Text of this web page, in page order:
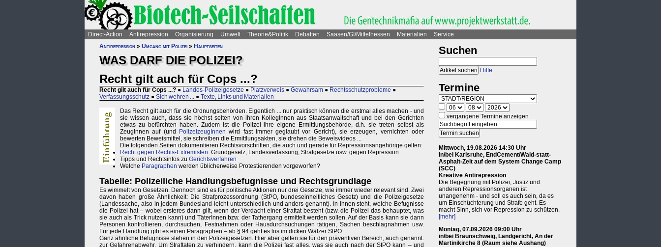
Direct-Action Antirepression Organisierung Umwelt Theorie&Politik Debatten Saasen/GI/Mittelhessen Materialien
Service
Antirepression » Umgang mit Polizei » Hauptseiten
WAS DARF DIE POLIZEI?
Recht gilt auch für Cops ...?
Recht gilt auch für Cops ...? ● Landes-Polizeigesetze ● Platzverweis ● Gewahrsam ● Rechtsschutzprobleme ●
Verfassungsschutz ● Sich wehren ... ● Texte, Links und Materialien
Das Recht gilt auch für die Ordnungsbehörden. Eigentlich ... nur praktisch können die erstmal alles machen - und
sie wissen auch, dass sie höchst selten von ihren KollegInnen aus Staatsanwaltschaft und bei den Gerichten
etwas zu befürchten haben. Zudem ist die Polizei ihre eigene Ermittlungsbehörde, d.h. sie treten selbst als
ZeugInnen auf (und
PolizeizeugInnen wird fast immer geglaubt vor Gericht), sie erzeugen, vernichten oder
bewerten Beweismittel, sie schreiben die Ermittlungsakten, sie drehen die Beweisvideos ...
Die folgenden Seiten dokumentieren Rechtsvorschriften, die auch und gerade für Repressionsangehörige gelten:
Recht gegen Rechts-Extremisten: Grundgesetz, Landesverfassung, Strafgesetze usw. gegen Repression
Tipps und Rechtsinfos zu Gerichtsverfahren
Welche Paragraphen werden üblicherweise Protestierenden vorgeworfen?
Tabelle: Polizeiliche Handlungsbefugnisse und Rechtsgrundlage
Es wimmelt von Gesetzen. Dennoch sind es für politische Aktionen nur drei Gesetze, wie immer wieder relevant sind. Zwei
davon haben große Ähnlichkeit: Die Strafprozessordnung (StPO, bundeseinheitliches Gesetz) und die Polizeigesetze
(Landessache, also in jedem Bundesland leicht unterschiedlich und anders genannt). In ihnen steht, welche Befugnisse
die Polizei hat – wobei ersteres dann gilt, wenn der Verdacht einer Straftat besteht (bzw. die Polizei das behauptet, was
sie auch als Trick nutzen kann) und TäterInnen bzw. der Tathergang ermittelt werden sollen. Auf der Basis kann sie dann
Personen kontrollieren, durchsuchen, Festnahmen oder Hausdurchsuchungen tätigen, Sachen beschlagnahmen usw.
Für jede Handlung gibt es einen Paragraphen – ab § 94 geht es los im dicken Wälzer StPO.
Ganz ähnliche Befugnisse stehen in den Polizeigesetzen. Hier aber gelten sie für den präventiven Bereich, auch genannt:
zur Gefahrenabwehr. Um Straftaten zu verhindern, kann die Polizei fast alles, was sie auch nach der StPO kann – und
Suchen
Hilfe
Termine
vergangene Termine anzeigen
Mittwoch, 19.08.2026 14:30 Uhr
in/bei Karlsruhe, EndCement/Wald-statt-
Asphalt-Zelt auf dem System Change Camp
(SCC)
Kreative Antirepression
Die Begegnung mit Polizei, Justiz und
anderen Repressionsorganen ist
unangenehm - und soll es auch sein, da es
um Einschüchterung und Strafe geht. Es
macht Sinn, sich vor Repression zu schützen.
[mehr]
Montag, 07.09.2026 09:00 Uhr
in/bei Braunschweig, Landgericht, An der
Martinikirche 8 (Raum siehe Aushang)